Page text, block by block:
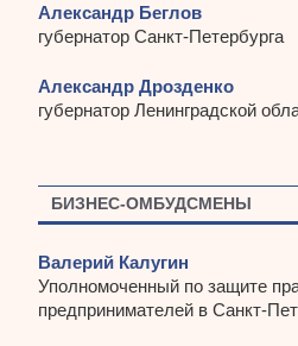
Александр Беглов
губернатор Санкт-Петербурга
Александр Дрозденко
губернатор Ленинградской
БИЗНЕС-ОМБУДСМЕНЫ
Валерий Калугин
Уполномоченный по защите
предпринимателей в Санкт-